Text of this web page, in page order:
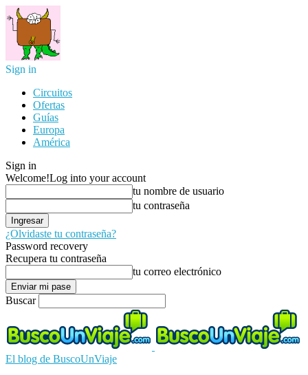
Sign in
Circuitos
Ofertas
Guías
Europa
América
Sign in
Welcome!Log into your account
tu nombre de usuario
tu contraseña
¿Olvidaste tu contraseña?
Password recovery
Recupera tu contraseña
tu correo electrónico
Buscar
El blog de BuscoUnViaje